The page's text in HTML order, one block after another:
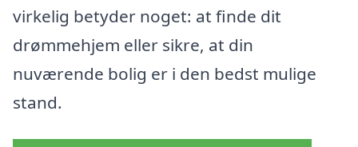
virkelig betyder noget: at finde dit
drømmehjem eller sikre, at din
nuværende bolig er i den bedst mulige
stand.